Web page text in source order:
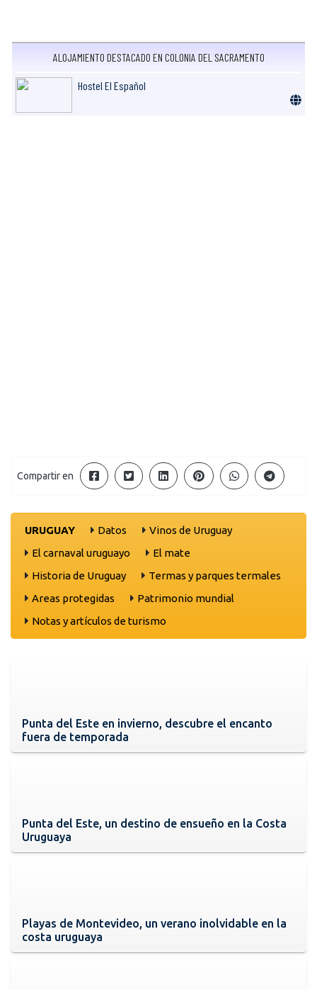
ALOJAMIENTO DESTACADO EN COLONIA DEL SACRAMENTO
Hostel El Español
Compartir en
URUGUAY Datos
Vinos de Uruguay
El carnaval uruguayo
El mate
Historia de Uruguay
Termas y parques termales
Areas protegidas
Patrimonio mundial
Notas y artículos de turismo
Punta del Este en invierno, descubre el encanto
fuera de temporada
Punta del Este, un destino de ensueño en la Costa
Uruguaya
Playas de Montevideo, un verano inolvidable en la
costa uruguaya